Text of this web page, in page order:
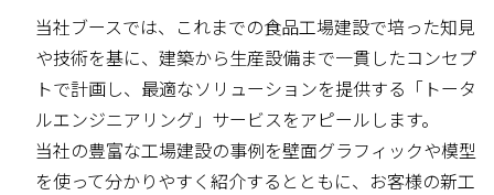
当社ブースでは、これまでの食品工場建設で培った知見
や技術を基に、建築から生産設備まで一貫したコンセプ
トで計画し、最適なソリューションを提供する「トータ
ルエンジニアリング」サービスをアピールします。
当社の豊富な工場建設の事例を壁面グラフィックや模型
を使って分かりやすく紹介するとともに、お客様の新工